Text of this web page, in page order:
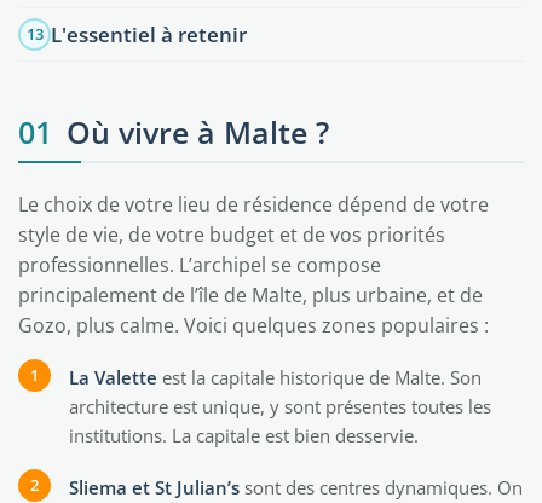
13 L'essentiel à retenir
01 Où vivre à Malte ?
Le choix de votre lieu de résidence dépend de votre
style de vie, de votre budget et de vos priorités
professionnelles. L’archipel se compose
principalement de l’île de Malte, plus urbaine, et de
Gozo, plus calme. Voici quelques zones populaires :
La Valette est la capitale historique de Malte. Son
architecture est unique, y sont présentes toutes les
institutions. La capitale est bien desservie.
Sliema et St Julian’s sont des centres dynamiques. On